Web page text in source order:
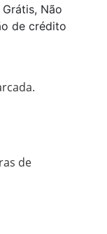
Não
de crédito
de